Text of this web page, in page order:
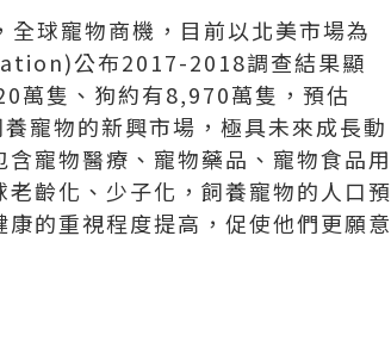
全球寵物商機，目前以北美市場為
公布2017-2018調查結果顯
萬隻、狗約有8,970萬隻，預估
寵物的新興市場，極具未來成長動
寵物醫療、寵物藥品、寵物食品用
齡化、少子化，飼養寵物的人口預
的重視程度提高，促使他們更願意